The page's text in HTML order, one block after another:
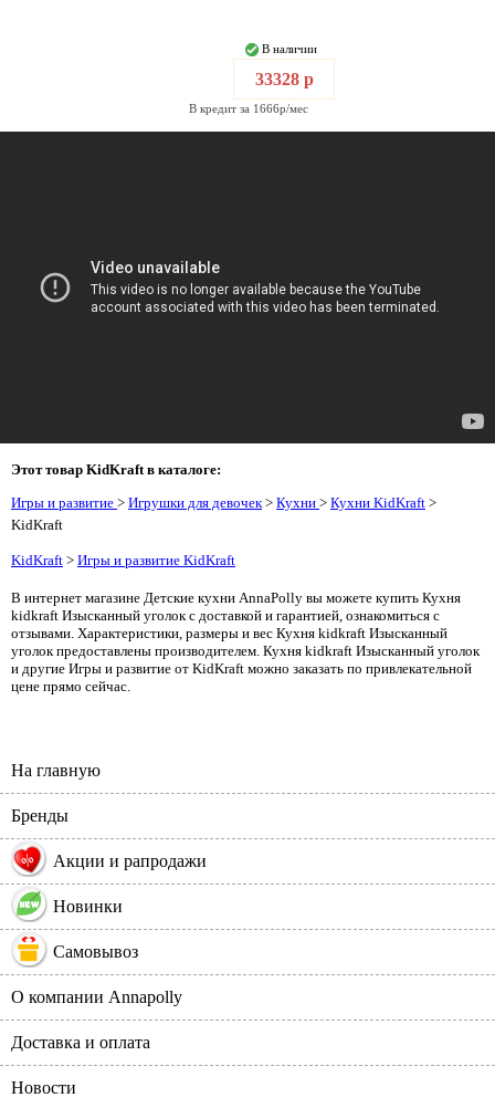
В наличии
33328 р
В кредит за 1666р/мес
Этот товар KidKraft в каталоге:
Игры и развитие > Игрушки для девочек> Кухни > Кухни KidKraft >
KidKraft
KidKraft > Игры и развитие KidKraft
В интернет магазине Детские кухни AnnaPolly вы можете купить Кухня
kidkraft Изысканный уголок с доставкой и гарантией, ознакомиться с
отзывами. Характеристики, размеры и вес Кухня kidkraft Изысканный
уголок предоставлены производителем. Кухня kidkraft Изысканный уголок
и другие Игры и развитие от KidKraft можно заказать по привлекательной
цене прямо сейчас.
На главную
Бренды
% Акции и рапродажи
Новинки
Самовывоз
О компании Annapolly
Доставка и оплата
Новости